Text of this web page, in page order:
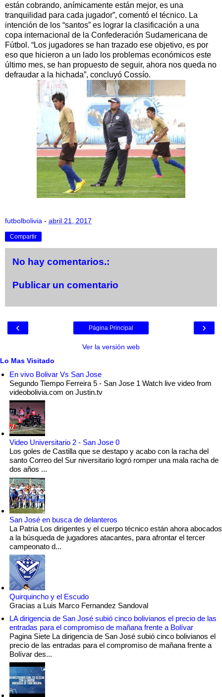
están cobrando, anímicamente están mejor, es una
tranquilidad para cada jugador”, comentó el técnico. La
intención de los “santos” es lograr la clasificación a una
copa internacional de la Confederación Sudamericana de
Fútbol. “Los jugadores se han trazado ese objetivo, es por
eso que hicieron a un lado los problemas económicos este
último mes, se han propuesto de seguir, ahora nos queda no
defraudar a la hichada”, concluyó Cossío.
futbolbolivia - abril 21, 2017
Compartir
No hay comentarios.:
Publicar un comentario
‹ ›
Página Principal
Ver la versión web
Lo Mas Visitado
En vivo Bolivar Vs San Jose
Segundo Tiempo Ferreira 5 - San Jose 1 Watch live video from
videobolivia.com on Justin.tv
Video Universitario 2 - San Jose 0
Los goles de Castilla que se destapo y acabo con la racha del
santo Correo del Sur niversitario logró romper una mala racha de
dos años ...
San José en busca de delanteros
La Patria Los dirigentes y el cuerpo técnico están ahora abocados
a la búsqueda de jugadores atacantes, para afrontar el tercer
campeonato d...
Quirquincho y el Escudo
Gracias a Luis Marco Fernandez Sandoval
LA dirigencia de San José subió cinco bolivianos el precio de las
entradas para el compromiso de mañana frente a Bolívar
Pagina Siete La dirigencia de San José subió cinco bolivianos el
precio de las entradas para el compromiso de mañana frente a
Bolívar des...